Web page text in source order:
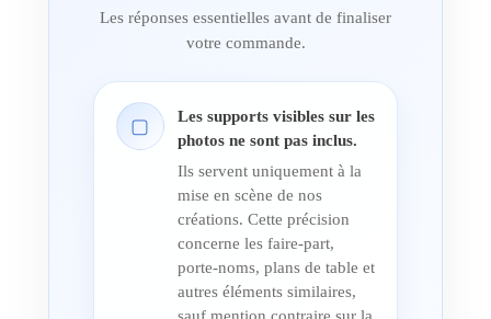
Les réponses essentielles avant de finaliser
votre commande.
▢
Les supports visibles sur les
photos ne sont pas inclus.
Ils servent uniquement à la
mise en scène de nos
créations. Cette précision
concerne les faire-part,
porte-noms, plans de table et
autres éléments similaires,